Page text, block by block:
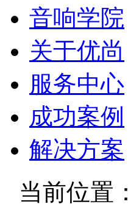
音响学院
关于优尚
服务中心
成功案例
解决方案
当前位置：